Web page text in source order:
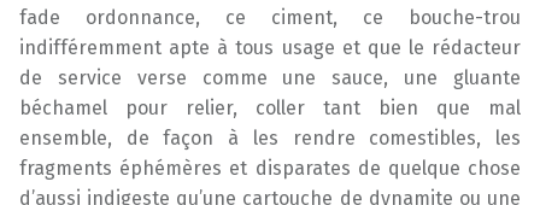
fade ordonnance, ce ciment, ce bouche-trou
indifféremment apte à tous usage et que le rédacteur
de service verse comme une sauce, une gluante
béchamel pour relier, coller tant bien que mal
ensemble, de façon à les rendre comestibles, les
fragments éphémères et disparates de quelque chose
d’aussi indigeste qu’une cartouche de dynamite ou une